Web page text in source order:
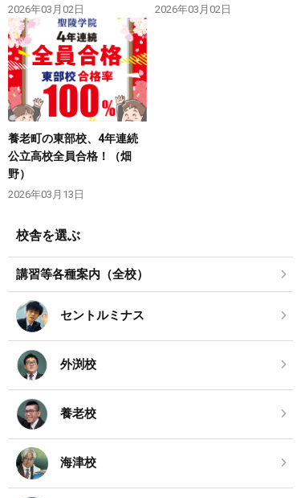
2026年03月02日 2026年03月02日
養老町の東部校、4年連続
公立高校全員合格！（畑
野）
2026年03月13日
校舎を選ぶ
講習等各種案内（全校）
セントルミナス
外渕校
養老校
海津校